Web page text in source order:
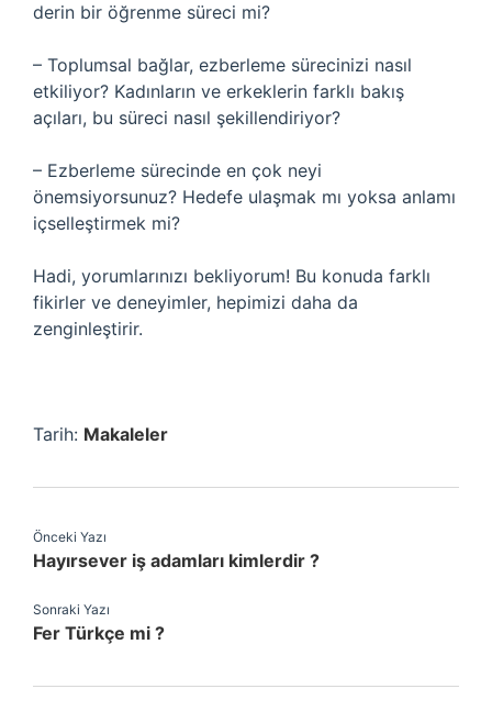
derin bir öğrenme süreci mi?
– Toplumsal bağlar, ezberleme sürecinizi nasıl
etkiliyor? Kadınların ve erkeklerin farklı bakış
açıları, bu süreci nasıl şekillendiriyor?
– Ezberleme sürecinde en çok neyi
önemsiyorsunuz? Hedefe ulaşmak mı yoksa anlamı
içselleştirmek mi?
Hadi, yorumlarınızı bekliyorum! Bu konuda farklı
fikirler ve deneyimler, hepimizi daha da
zenginleştirir.
Tarih: Makaleler
Önceki Yazı
Hayırsever iş adamları kimlerdir ?
Sonraki Yazı
Fer Türkçe mi ?